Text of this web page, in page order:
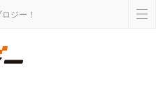
ジー！